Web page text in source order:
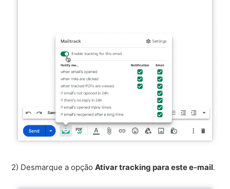
2) Desmarque a opçãoAtivar tracking para este e-mail.